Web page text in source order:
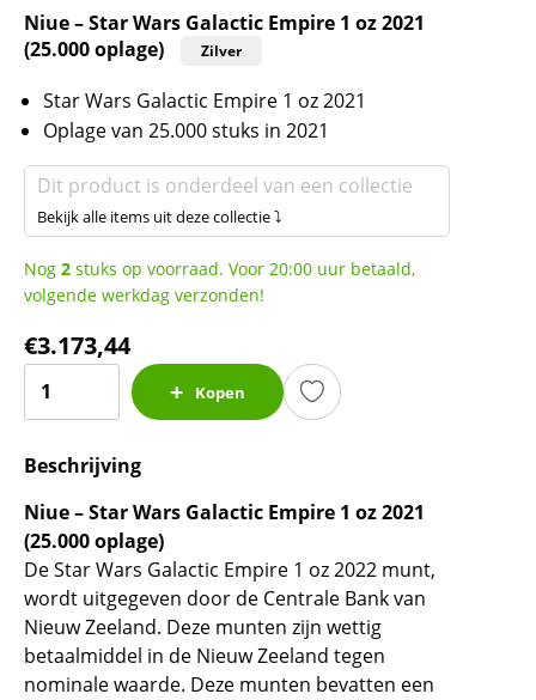
Niue – Star Wars Galactic Empire 1 oz 2021
(25.000 oplage)
Zilver
Star Wars Galactic Empire 1 oz 2021
Oplage van 25.000 stuks in 2021
Dit product is onderdeel van een collectie
Bekijk alle items uit deze collectie ⤵
Nog 2 stuks op voorraad. Voor 20:00 uur betaald,
volgende werkdag verzonden!
€3.173,44
Wars
Empire
1
oz
2021
(25.000
oplage)
Kopen
Beschrijving
Niue – Star Wars Galactic Empire 1 oz 2021
(25.000 oplage)
De Star Wars Galactic Empire 1 oz 2022 munt,
wordt uitgegeven door de Centrale Bank van
Nieuw Zeeland. Deze munten zijn wettig
betaalmiddel in de Nieuw Zeeland tegen
nominale waarde. Deze munten bevatten een